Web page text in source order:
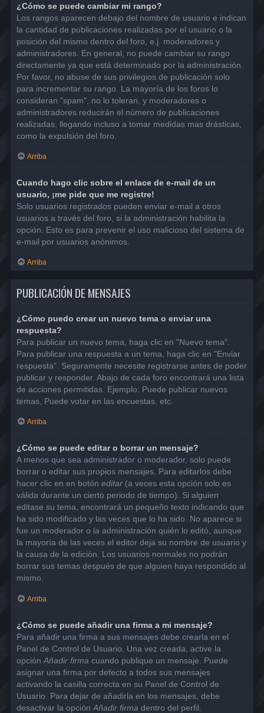
¿Cómo se puede cambiar mi rango?
Los rangos aparecen debajo del nombre de usuario e indican
la cantidad de publicaciones realizadas por el usuario o la
posición del mismo dentro del foro, e.j. moderadores y
administradores. En general, no puede cambiar su rango
directamente ya que está determinado por la administración.
Por favor, no abuse de sus privilegios de publicación solo
para incrementar su rango. La mayoría de los foros lo
consideran "spam", no lo toleran, y moderadores o
administradores reducirán el número de publicaciones
realizadas, llegando incluso a tomar medidas mas drásticas,
como la expulsión del foro.
Arriba
Cuando hago clic sobre el enlace de e-mail de un
usuario, ¡me pide que me registre!
Solo usuarios registrados pueden enviar e-mail a otros
usuarios a través del foro, si la administración habilita la
opción. Esto es para prevenir el uso malicioso del sistema de
e-mail por usuarios anónimos.
Arriba
PUBLICACIÓN DE MENSAJES
¿Cómo puedo crear un nuevo tema o enviar una
respuesta?
Para publicar un nuevo tema, haga clic en "Nuevo tema".
Para publicar una respuesta a un tema, haga clic en "Enviar
respuesta". Seguramente necesite registrarse antes de poder
publicar y responder. Abajo de cada foro encontrará una lista
de acciones permitidas. Ejemplo: Puede publicar nuevos
temas, Puede votar en las encuestas, etc.
Arriba
¿Cómo se puede editar o borrar un mensaje?
A menos que sea administrador o moderador, solo puede
borrar o editar sus propios mensajes. Para editarlos debe
hacer clic en en botón editar (a veces esta opción solo es
válida durante un cierto periodo de tiempo). Si alguien
editase su tema, encontrará un pequeño texto indicando que
ha sido modificado y las veces que lo ha sido. No aparece si
fue un moderador o la administración quién lo editó, aunque
la mayoría de las veces el editor deja su nombre de usuario y
la causa de la edición. Los usuarios normales no podrán
borrar sus temas después de que alguien haya respondido al
mismo.
Arriba
¿Cómo se puede añadir una firma a mi mensaje?
Para añadir una firma a sus mensajes debe crearla en el
Panel de Control de Usuario. Una vez creada, active la
opción Añadir firma cuando publique un mensaje. Puede
asignar una firma por defecto a todos sus mensajes
activando la casilla correcta en su Panel de Control de
Usuario. Para dejar de añadirla en los mensajes, debe
desactivar la opción Añadir firma dentro del perfil.